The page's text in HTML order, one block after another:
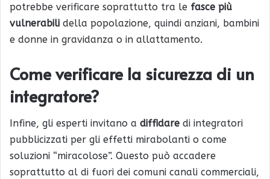
potrebbe verificare soprattutto tra le fasce più
vulnerabili della popolazione, quindi anziani, bambini
e donne in gravidanza o in allattamento.
Come verificare la sicurezza di un
integratore?
Infine, gli esperti invitano a diffidare di integratori
pubblicizzati per gli effetti mirabolanti o come
soluzioni “miracolose”. Questo può accadere
soprattutto al di fuori dei comuni canali commerciali,